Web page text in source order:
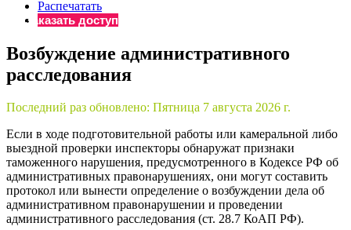
Бератор
Материалы электронного журнала
«Нормативные акты для бухгалтера»
Материалы электронного журнала
«Практическая бухгалтерия»
Просто заполните форму, и мы вышлем вам на почту
Распечатать
Заказать доступ
Возбуждение административного
расследования
Последний раз обновлено: Пятница 7 августа 2026 г.
Если в ходе подготовительной работы или камеральной либо
выездной проверки инспекторы обнаружат признаки
таможенного нарушения, предусмотренного в Кодексе РФ об
административных правонарушениях, они могут составить
протокол или вынести определение о возбуждении дела об
административном правонарушении и проведении
административного расследования (ст. 28.7 КоАП РФ).